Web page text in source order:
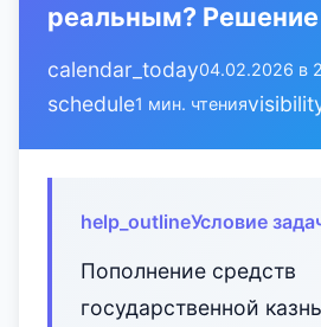
реальным? Решение
calendar_today04.02.2026 в
schedule1 мин. чтения
help_outlineУсловие
Пополнение средств
государственной